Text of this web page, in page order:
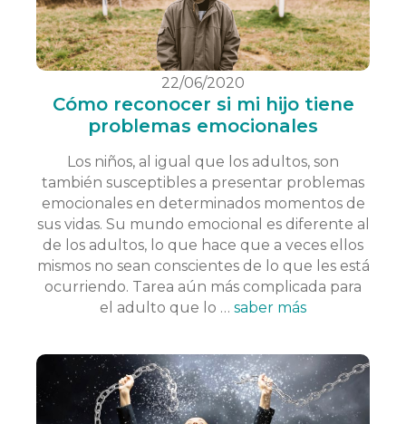
22/06/2020
Cómo reconocer si mi hijo tiene
problemas emocionales
Los niños, al igual que los adultos, son
también susceptibles a presentar problemas
emocionales en determinados momentos de
sus vidas. Su mundo emocional es diferente al
de los adultos, lo que hace que a veces ellos
mismos no sean conscientes de lo que les está
ocurriendo. Tarea aún más complicada para
el adulto que lo … saber más